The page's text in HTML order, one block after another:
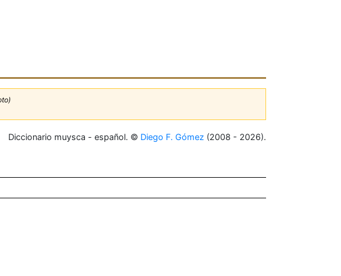
Diccionario muysca - español. © Diego F. Gómez (2008 - 2026).